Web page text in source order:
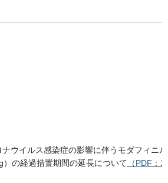
ナウイルス感染症の影響に伴うモダフィニ
）の経過措置期間の延長について （PDF：